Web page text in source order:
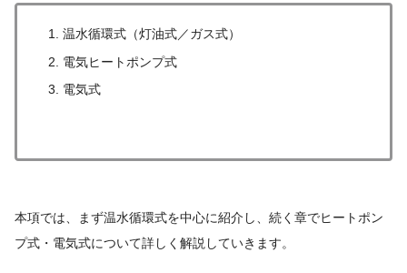
温水循環式（灯油式／ガス式）
電気ヒートポンプ式
電気式
本項では、まず温水循環式を中心に紹介し、続く章でヒートポン
プ式・電気式について詳しく解説していきます。